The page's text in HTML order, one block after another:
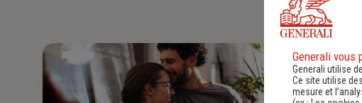
Generali vous
Generali utilise
Ce site utilise
mesure et